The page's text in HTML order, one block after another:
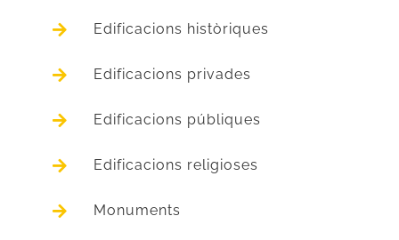
Edificacions històriques
Edificacions privades
Edificacions públiques
Edificacions religioses
Monuments